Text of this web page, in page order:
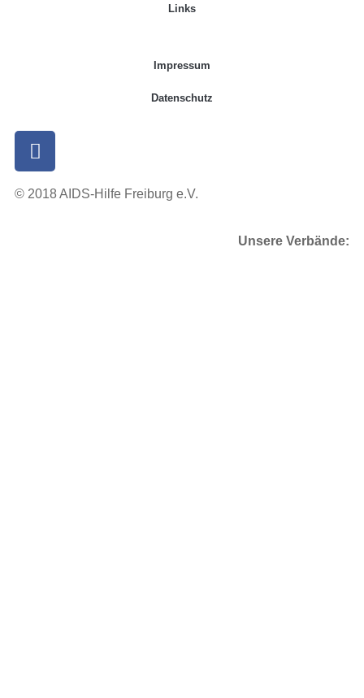
Links
Impressum
Datenschutz
© 2018 AIDS-Hilfe Freiburg e.V.
Unsere Verbände: